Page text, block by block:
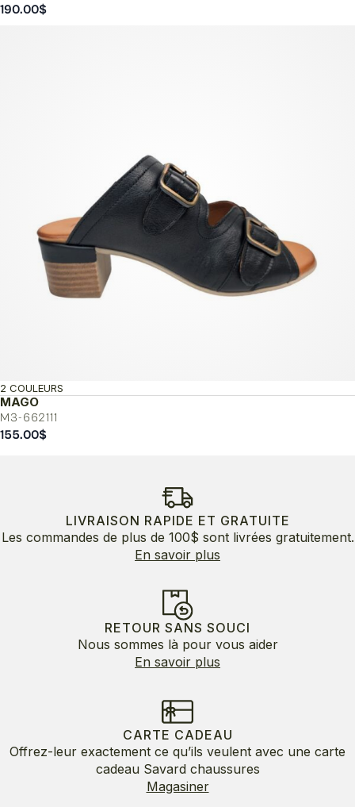
190.00$
MAGO
M3-662111
2 COULEURS
155.00$
LIVRAISON RAPIDE ET GRATUITE
Les commandes de plus de 100$ sont livrées gratuitement.
En savoir plus
RETOUR SANS SOUCI
Nous sommes là pour vous aider
En savoir plus
CARTE CADEAU
Offrez-leur exactement ce qu’ils veulent avec une carte
cadeau Savard chaussures
Magasiner